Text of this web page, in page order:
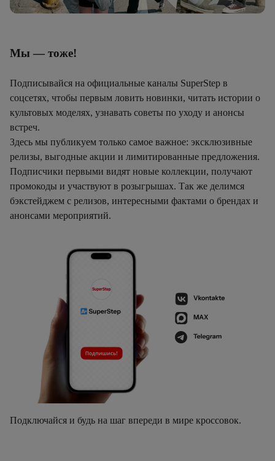
Мы — тоже!
Подписывайся на официальные каналы SuperStep в
соцсетях, чтобы первым ловить новинки, читать истории о
культовых моделях, узнавать советы по уходу и анонсы
встреч.
Здесь мы публикуем только самое важное: эксклюзивные
релизы, выгодные акции и лимитированные предложения.
Подписчики первыми видят новые коллекции, получают
промокоды и участвуют в розыгрышах. Так же делимся
бэкстейджем с релизов, интересными фактами о брендах и
анонсами мероприятий.
Подключайся и будь на шаг впереди в мире кроссовок.